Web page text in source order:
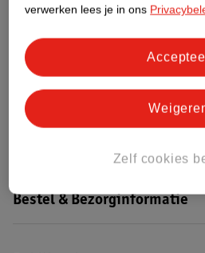
Nature Impact Score
Dit product
Impact Score.
Bestel & Bezorginformatie
verwerken lees je in ons
Zelf cookies